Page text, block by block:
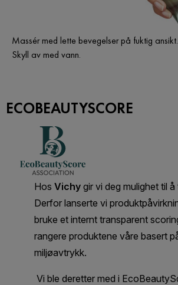
Massér med lette bevegelser på fuktig ansikt.
Skyll av med vann.
ECOBEAUTYSCORE